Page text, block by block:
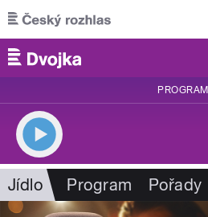
Přejít k hlavnímu obsahu
PROGRAM
Jídlo Program Pořady